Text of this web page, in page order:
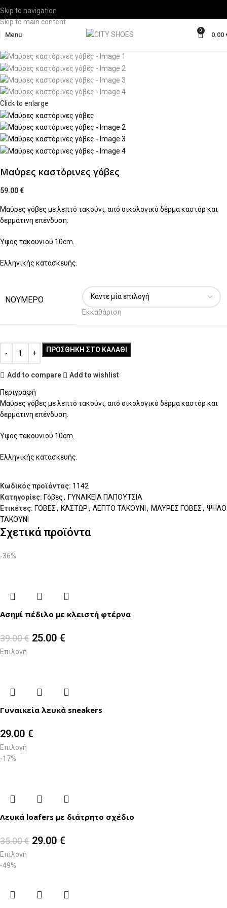
Skip to navigation
Skip to main content
Menu
0
0.00
Click to enlarge
Μαύρες καστόρινες γόβες
59.00€
Μαύρες γόβες με λεπτό τακούνι, από οικολογικό δέρμα καστόρ και
δερμάτινη επένδυση.
Ύψος τακουνιού 10cm.
Ελληνικής κατασκευής.
ΝΟΥΜΕΡΟ
Εκκαθάριση
ΠΡΟΣΘΉΚΗ ΣΤΟ ΚΑΛΆΘΙ
Add to compare Add to wishlist
Περιγραφή
Μαύρες γόβες με λεπτό τακούνι, από οικολογικό δέρμα καστόρ και
δερμάτινη επένδυση.
Ύψος τακουνιού 10cm.
Ελληνικής κατασκευής.
Κωδικός προϊόντος: 1142
Κατηγορίες: Γόβες, ΓΥΝΑΙΚΕΙΑ ΠΑΠΟΥΤΣΙΑ
Ετικέτες: ΓΟΒΕΣ, ΚΑΣΤΩΡ, ΛΕΠΤΟ ΤΑΚΟΥΝΙ , ΜΑΥΡΕΣ ΓΟΒΕΣ, ΨΗΛΟ
ΤΑΚΟΥΝΙ
Σχετικά προϊόντα
-36%
Ασημί πέδιλο με κλειστή φτέρνα
39.00€ 25.00 €
Επιλογή
Γυναικεία λευκά sneakers
29.00 €
Επιλογή
-17%
Λευκά loafers με διάτρητο σχέδιο
35.00€ 29.00 €
Επιλογή
-49%